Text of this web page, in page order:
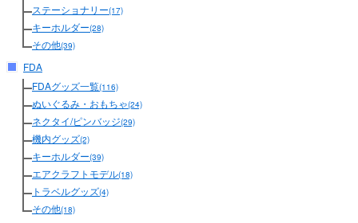
ステーショナリー(17)
キーホルダー(28)
その他(39)
FDA
FDAグッズ一覧(116)
ぬいぐるみ・おもちゃ(24)
ネクタイ/ピンバッジ(29)
機内グッズ(2)
キーホルダー(39)
エアクラフトモデル(18)
トラベルグッズ(4)
その他(18)